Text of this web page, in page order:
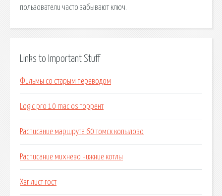
пользователи часто забывают ключ.
Links to Important Stuff
Фильмы со старым переводом
Logic pro 10 mac os торрент
Расписание маршрута 60 томск копылово
Расписание михнево нижние котлы
Хвг лист гост